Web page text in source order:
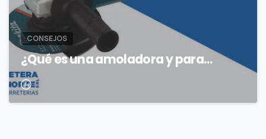
CONSEJOS
¿Qué es una amoladora y para…